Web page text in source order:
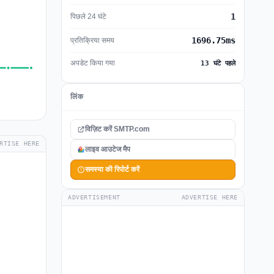
HERE
पिछले 24 घंटे 1
प्रतिक्रिया समय 1696.75ms
अपडेट किया गया 13 घंटे पहले
लिंक
विज़िट करें SMTP.com
लाइव आउटेज मैप
समस्या की रिपोर्ट करें
ADVERTISEMENT ADVERTISE HERE